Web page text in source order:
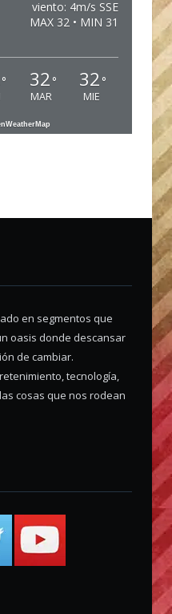
viento: 4m/s SSE
MAX 32 • MIN 31
° 32 °
MAR
32 °
MIE
en segmentos que
oasis donde descansar
de cambiar.
tecnología,
cosas que nos rodean